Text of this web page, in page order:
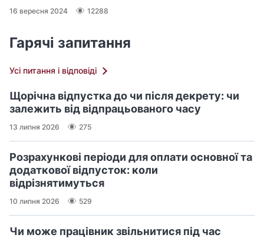
16 вересня 2024 12288
Гарячі запитання
Усі питання і відповіді
Щорічна відпустка до чи після декрету: чи
залежить від відпрацьованого часу
13 липня 2026 275
Розрахункові періоди для оплати основної та
додаткової відпусток: коли
відрізнятимуться
10 липня 2026 529
Чи може працівник звільнитися під час